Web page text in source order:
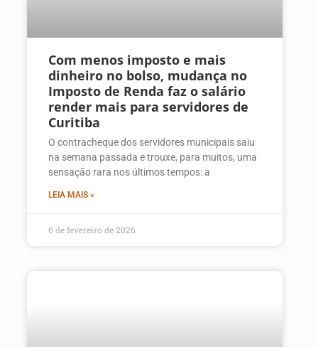
Com menos imposto e mais
dinheiro no bolso, mudança no
Imposto de Renda faz o salário
render mais para servidores de
Curitiba
O contracheque dos servidores municipais saiu
na semana passada e trouxe, para muitos, uma
sensação rara nos últimos tempos: a
LEIA MAIS »
6 de fevereiro de 2026